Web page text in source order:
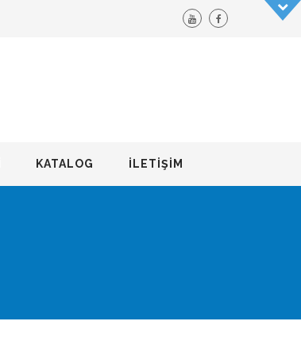
KATALOG İLETIŞIM